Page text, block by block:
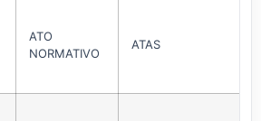
ATO
NORMATIVO
ATAS